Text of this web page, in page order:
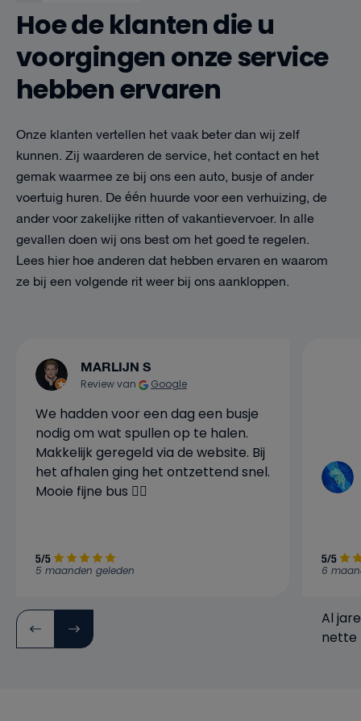
Hoe de klanten die u
voorgingen onze service
hebben ervaren
Onze klanten vertellen het vaak beter dan wij zelf
kunnen. Zij waarderen de service, het contact en het
gemak waarmee ze bij ons een auto, busje of ander
voertuig huren. De één huurde voor een verhuizing, de
ander voor zakelijke ritten of vakantievervoer. In alle
gevallen doen wij ons best om het goed te regelen.
Lees hier hoe anderen dat hebben ervaren en waarom
ze bij een volgende rit weer bij ons aankloppen.
MARLIJN S
Review van Google
We hadden voor een dag een busje
nodig om wat spullen op te halen.
Makkelijk geregeld via de website. Bij
het afhalen ging het ontzettend snel.
Mooie fijne bus 👍🏼
5/5
5 maanden geleden
Al
nette
5/5
6